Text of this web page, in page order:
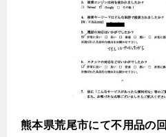
熊本県荒尾市にて不用品の